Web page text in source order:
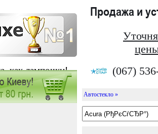
как лампочки!
Продажа и
(067)
автостекла в
Автостекло »